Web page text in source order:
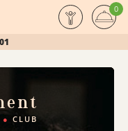
0
● CLUB